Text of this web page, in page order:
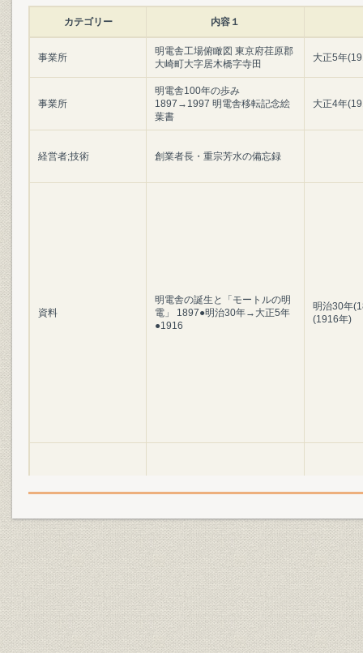
カテゴリー 内容１
事業所
明電舎工場俯瞰図 東京府荏原郡
大崎町大字居木橋字寺田
大正5年
事業所
明電舎100年の歩み
1897→1997 明電舎移転記念絵
葉書
大正4年
経営者;技術 創業者長・重宗芳水の備忘録
資料
明電舎の誕生と「モートルの明
電」 1897●明治30年→大正5年
●1916
明治30年
(1916年)
設備
明電舎の誕生と「モートルの明
電」 1897●明治30年→大正5年
●1916
大正2年
年)